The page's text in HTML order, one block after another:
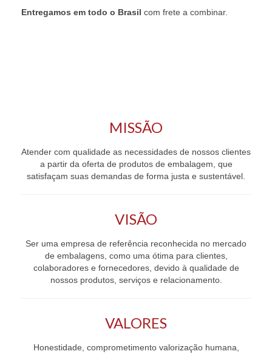
Entregamos em todo o Brasil com frete a combinar.
MISSÃO
Atender com qualidade as necessidades de nossos clientes
a partir da oferta de produtos de embalagem, que
satisfaçam suas demandas de forma justa e sustentável.
VISÃO
Ser uma empresa de referência reconhecida no mercado
de embalagens, como uma ótima para clientes,
colaboradores e fornecedores, devido à qualidade de
nossos produtos, serviços e relacionamento.
VALORES
Honestidade, comprometimento valorização humana,